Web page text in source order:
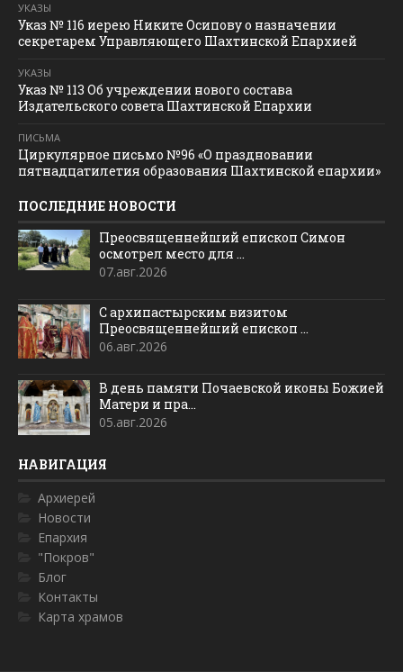
УКАЗЫ
Указ № 116 иерею Никите Осипову о назначении
секретарем Управляющего Шахтинской Епархией
УКАЗЫ
Указ № 113 Об учреждении нового состава
Издательского совета Шахтинской Епархии
ПИСЬМА
Циркулярное письмо №96 «О праздновании
пятнадцатилетия образования Шахтинской епархии»
ПОСЛЕДНИЕ НОВОСТИ
Преосвященнейший епископ Симон
осмотрел место для ...
07.авг.2026
С архипастырским визитом
Преосвященнейший епископ ...
06.авг.2026
В день памяти Почаевской иконы Божией
Матери и пра...
05.авг.2026
НАВИГАЦИЯ
Архиерей
Новости
Епархия
"Покров"
Блог
Контакты
Карта храмов